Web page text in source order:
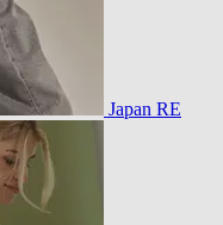
Japan RE